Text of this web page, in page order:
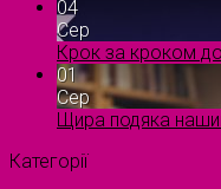
04
Сер
Крок за кроком
01
Сер
Щира подяка
Категорії